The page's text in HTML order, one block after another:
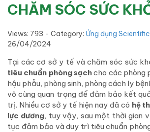
CHĂM SÓC SỨC
Views: 793 - Category: Ứng dụng
26/04/2024
Tại các cơ sở y tế và chăm sóc sức
tiêu chuẩn phòng sạchcho các phòng
hậu phẫu, phòng sinh, phòng cách ly
vô cùng quan trọng để đảm bảo kết
trị. Nhiều cơ sở y tế hiện nay đã có hệ
lực dương, tuy vậy, sau một thời gian
tục đảm bảo và duy trì tiêu chuẩn